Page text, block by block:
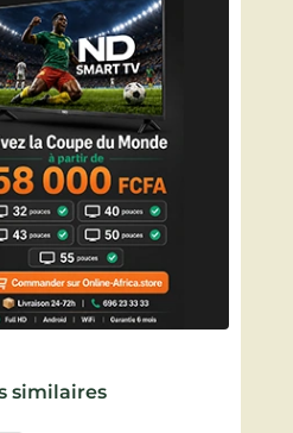
similaires